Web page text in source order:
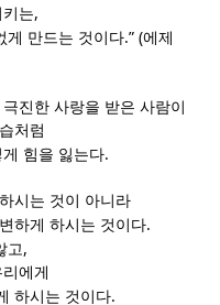
는,
게 만드는 것이다.” (에제
진한 사랑을 받은 사람이
처럼
힘을 잃는다.
시는 것이 아니라
하게 하시는 것이다.
고,
에게
하시는 것이다.